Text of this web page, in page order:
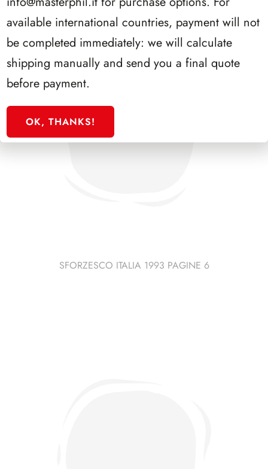
SFORZESCO ITALIA 1993 PAGINE 6
available international countries, payment will not
be completed immediately: we will calculate
shipping manually and send you a final quote
before payment.
OK, THANKS!